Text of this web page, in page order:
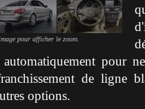
pour afficher le zoom.
pour
de ligne
options.